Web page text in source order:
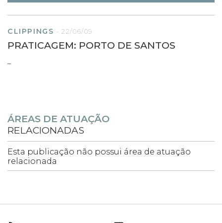
CLIPPINGS - 22/06/09
PRATICAGEM: PORTO DE SANTOS
–
ÁREAS DE ATUAÇÃO
RELACIONADAS
Esta publicação não possui área de atuação
relacionada